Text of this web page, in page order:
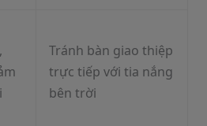
Tránh bàn giao thiệp
trực tiếp với tia nắng
bên trời